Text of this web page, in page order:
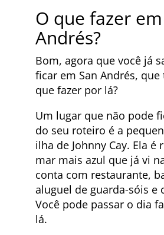
O que fazer
Andrés?
Bom, agora que você já
ficar em San Andrés,
que fazer por lá?
Um lugar que não pode
do seu roteiro é a
ilha de Johnny Cay. Ela é
mar mais azul que já vi
conta com restaurante,
aluguel de guarda-sóis e
Você pode passar o dia
lá.